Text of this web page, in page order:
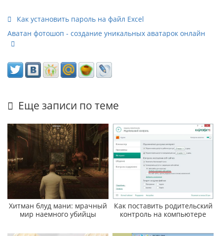
Как установить пароль на файл Excel
Аватан фотошоп - создание уникальных аватарок онлайн
Еще записи по теме
Хитман блуд мани: мрачный
мир наемного убийцы
Как поставить родительский
контроль на компьютере